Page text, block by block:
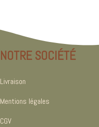
NOTRE SOCIÉTÉ
Livraison
Mentions légales
CGV